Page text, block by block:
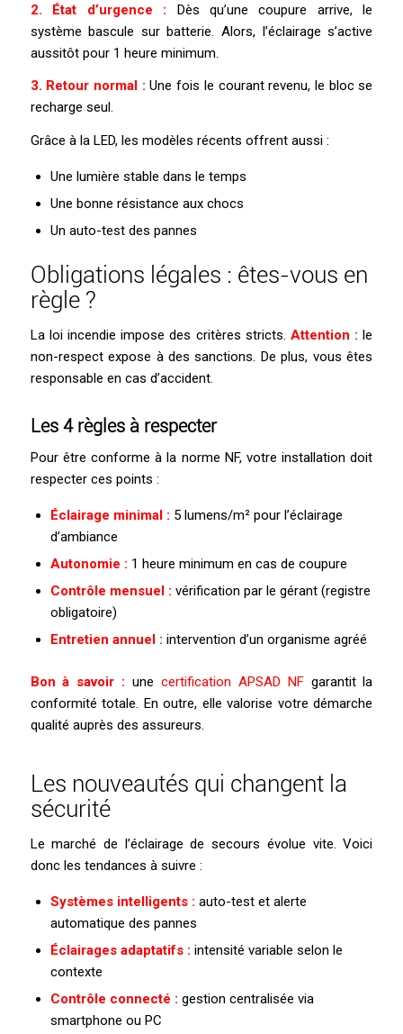
2. État d’urgence : Dès qu’une coupure arrive, le
système bascule sur batterie. Alors, l’éclairage s’active
aussitôt pour 1 heure minimum.
3. Retour normal : Une fois le courant revenu, le bloc se
recharge seul.
Grâce à la LED, les modèles récents offrent aussi :
Une lumière stable dans le temps
Une bonne résistance aux chocs
Un auto-test des pannes
Obligations légales : êtes-vous en
règle ?
La loi incendie impose des critères stricts. Attention : le
non-respect expose à des sanctions. De plus, vous êtes
responsable en cas d’accident.
Les 4 règles à respecter
Pour être conforme à la norme NF, votre installation doit
respecter ces points :
Éclairage minimal : 5 lumens/m² pour l’éclairage
d’ambiance
Autonomie : 1 heure minimum en cas de coupure
Contrôle mensuel : vérification par le gérant (registre
obligatoire)
Entretien annuel : intervention d’un organisme agréé
Bon à savoir : une certification APSAD NFgarantit la
conformité totale. En outre, elle valorise votre démarche
qualité auprès des assureurs.
Les nouveautés qui changent la
sécurité
Le marché de l’éclairage de secours évolue vite. Voici
donc les tendances à suivre :
Systèmes intelligents : auto-test et alerte
automatique des pannes
Éclairages adaptatifs : intensité variable selon le
contexte
Contrôle connecté : gestion centralisée via
smartphone ou PC